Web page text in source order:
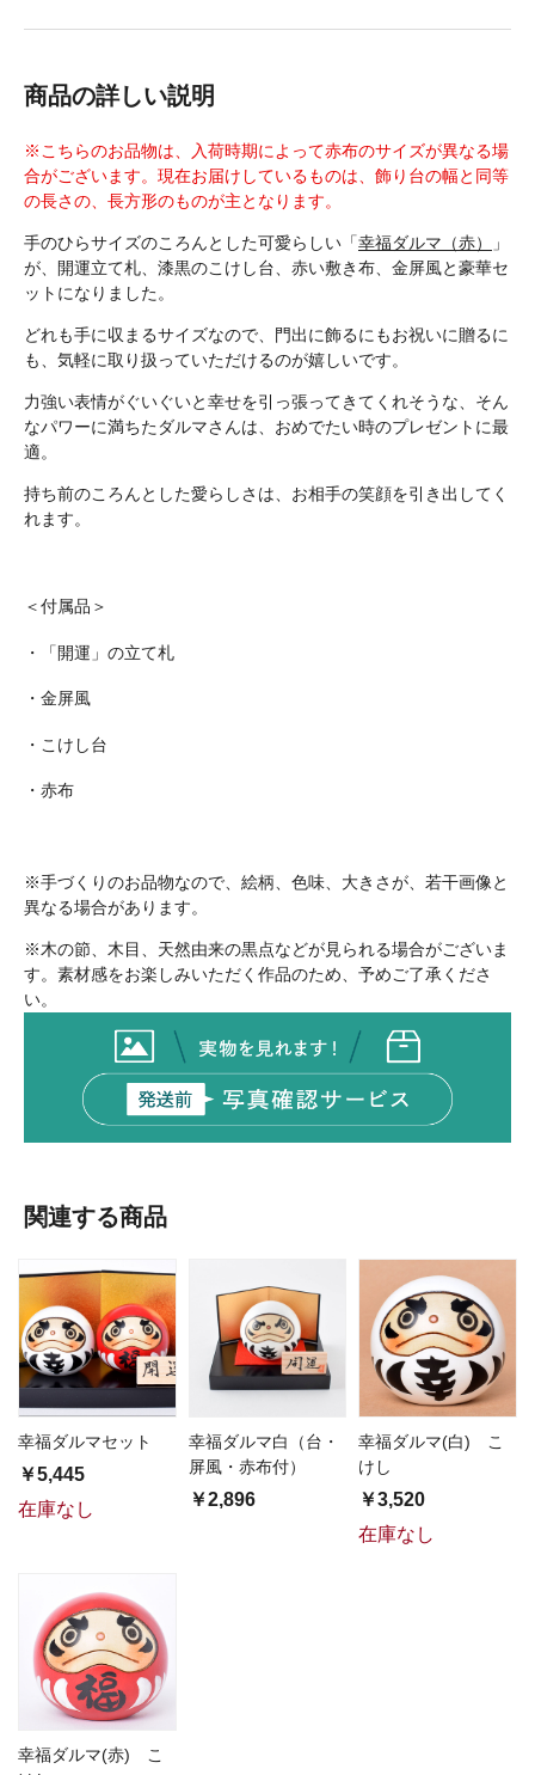
商品の詳しい説明
※こちらのお品物は、入荷時期によって赤布のサイズが異なる場
合がございます。現在お届けしているものは、飾り台の幅と同等
の長さの、長方形のものが主となります。
手のひらサイズのころんとした可愛らしい「幸福ダルマ（赤）
」
が、開運立て札、漆黒のこけし台、赤い敷き布、金屏風と豪華セ
ットになりました。
どれも手に収まるサイズなので、門出に飾るにもお祝いに贈るに
も、気軽に取り扱っていただけるのが嬉しいです。
力強い表情がぐいぐいと幸せを引っ張ってきてくれそうな、そん
なパワーに満ちたダルマさんは、おめでたい時のプレゼントに最
適。
持ち前のころんとした愛らしさは、お相手の笑顔を引き出してく
れます。
＜付属品＞
・「開運」の立て札
・金屏風
・こけし台
・赤布
※手づくりのお品物なので、絵柄、色味、大きさが、若干画像と
異なる場合があります。
※木の節、木目、天然由来の黒点などが見られる場合がございま
す。素材感をお楽しみいただく作品のため、予めご了承くださ
い。
関連する商品
幸福ダルマセット
￥5,445
在庫なし
幸福ダルマ白（台・
屏風・赤布付）
￥2,896
幸福ダルマ(白) こ
けし
￥3,520
在庫なし
幸福ダルマ(赤) こ